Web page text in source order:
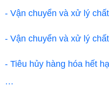
- Vận chuyển và xử lý
- Vận chuyển và xử lý
- Tiêu hủy hàng hóa hết
…